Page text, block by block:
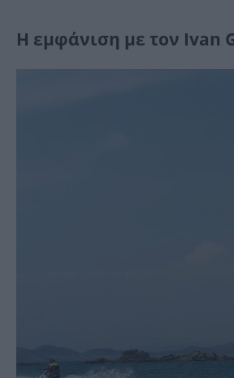
Η εμφάνιση με τον Ivan